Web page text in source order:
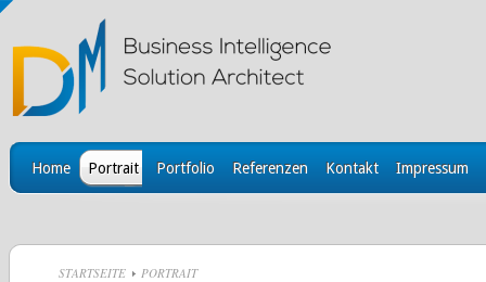
Home Portrait Portfolio Referenzen Kontakt Impressum
STARTSEITE PORTRAIT